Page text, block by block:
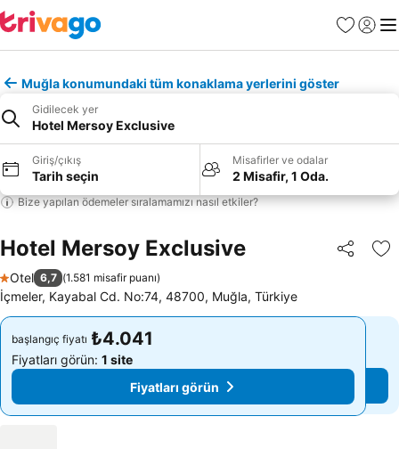
Favoriler
Giriş
Muğla konumundaki tüm konaklama yerlerini göster
Gidilecek yer
Hotel Mersoy Exclusive
Giriş/çıkış
Tarih seçin
Misafirler ve odalar
2 Misafir, 1 Oda.
Bize yapılan ödemeler sıralamamızı nasıl etkiler?
Hotel Mersoy Exclusive Paylaş
1 Yıldız
Otel 6,7 (1.581 misafir puanı)
İçmeler, Kayabal Cd. No:74, 48700, Muğla, Türkiye
başlangıç fiyatı ₺4.041
Fiyatları görün: 1 site
Fiyatları görün
başlangıç fiyatı ₺4.041
Fiyatları görün: 1 site
Fiyatları görün